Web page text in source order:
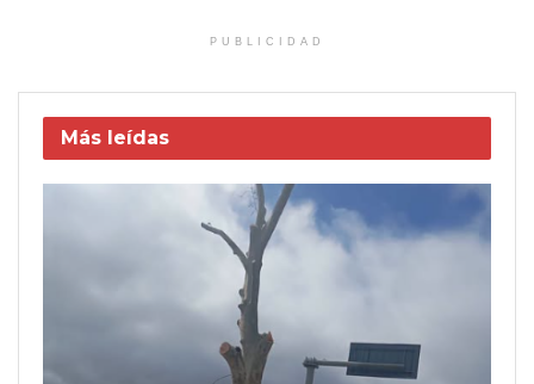
PUBLICIDAD
Más leídas